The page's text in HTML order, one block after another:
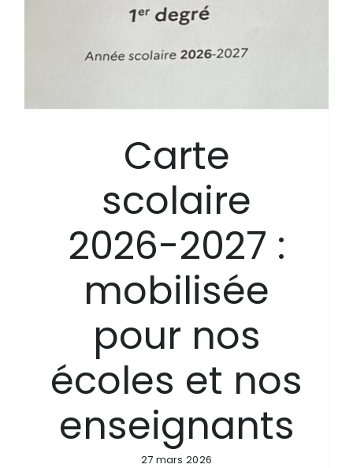
Carte
scolaire
2026-2027 :
mobilisée
pour nos
écoles et nos
enseignants
27 mars 2026